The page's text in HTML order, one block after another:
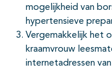
mogelijkheid van
hypertensieve
Vergemakkelijk het
kraamvrouw
internetadressen